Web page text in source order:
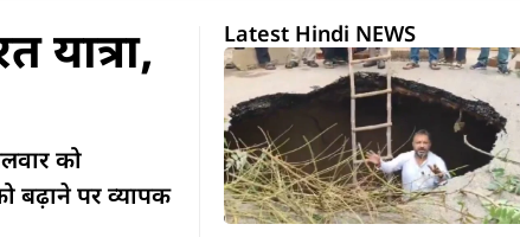
यात्रा,
को
बढ़ाने पर व्यापक
Latest Hindi NEWS